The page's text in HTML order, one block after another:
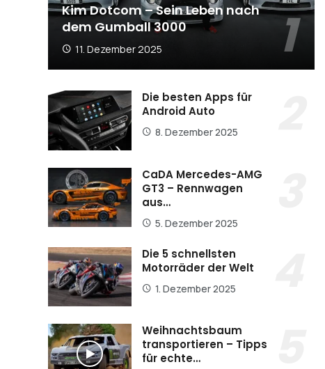
Kim Dotcom – Sein Leben nach
dem Gumball 3000
11. Dezember 2025
Die besten Apps für
Android Auto
8. Dezember 2025
CaDA Mercedes-AMG
GT3 – Rennwagen
aus…
5. Dezember 2025
Die 5 schnellsten
Motorräder der Welt
1. Dezember 2025
Weihnachtsbaum
transportieren – Tipps
für echte…